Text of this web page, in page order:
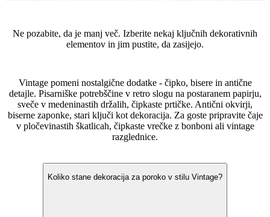
Ne pozabite, da je manj več. Izberite nekaj ključnih dekorativnih
elementov in jim pustite, da zasijejo.
Vintage pomeni nostalgične dodatke - čipko, bisere in antične
detajle. Pisarniške potrebščine v retro slogu na postaranem papirju,
sveče v medeninastih držalih, čipkaste prtičke. Antični okvirji,
biserne zaponke, stari ključi kot dekoracija. Za goste pripravite čaje
v pločevinastih škatlicah, čipkaste vrečke z bonboni ali vintage
razglednice.
Koliko stane dekoracija za poroko v stilu Vintage?